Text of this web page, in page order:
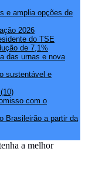
e amplia opções de
2026
do TSE
de 7,1%
das urnas e nova
sustentável e
com o
Brasileirão a partir da
a melhor